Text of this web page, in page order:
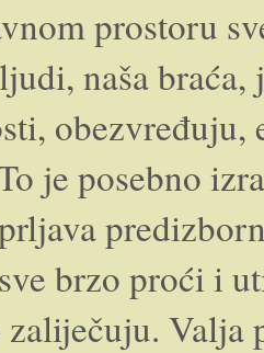
prostoru
naša
obezvređuju,
je posebno
brzo proći i
zaliječuju. Valja